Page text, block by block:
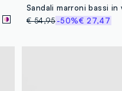
€ 54,95-50%€ 27,47